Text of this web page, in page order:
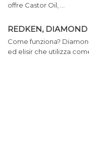
offre Castor Oil, …
REDKEN, DIAMOND
Come funziona?
ed elisir che utilizza